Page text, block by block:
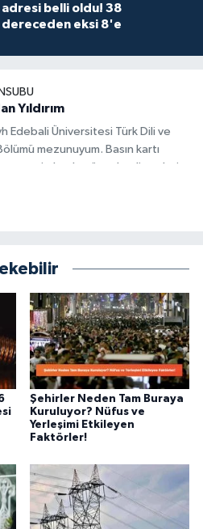
adresi belli oldu! 38
dereceden eksi 8'e
Yıldırım
Edebali Üniversitesi Türk Dili ve
mezunuyum. Basın kartı
olarak, güncel gelişmeleri
tarafsız bilgilerle buluşturmayı
Habercilik anlayışımda etik
içeriklerle kamuoyuna
Şehirler Neden Tam Buraya
Kuruluyor? Nüfus ve
Yerleşimi Etkileyen
Faktörler!